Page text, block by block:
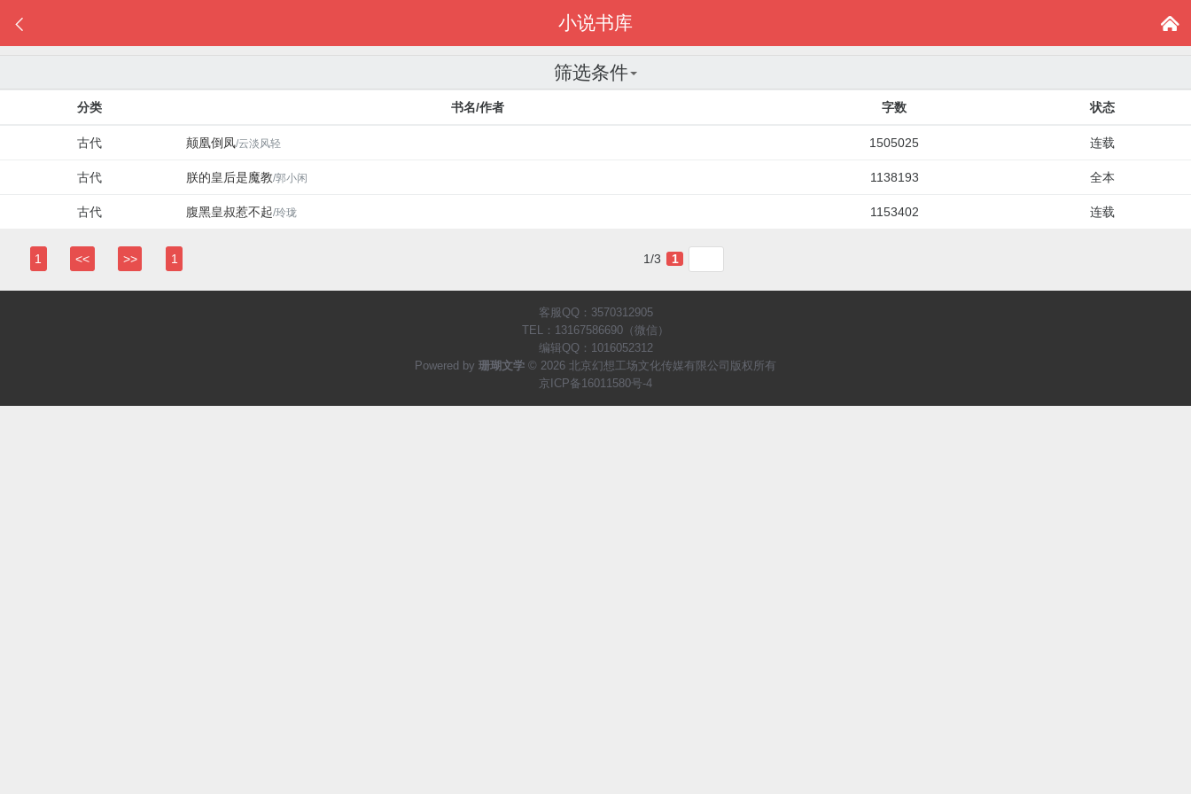
 
小说书库
筛选条件
分类 书名/作者 字数 状态
古代 颠凰倒凤/云淡风轻 1505025 连载
古代 朕的皇后是魔教/郭小闲 1138193 全本
古代 腹黑皇叔惹不起/玲珑 1153402 连载
1/3
1 << 1
>> 1
客服QQ：3570312905
TEL：13167586690（微信）
编辑QQ：1016052312
Powered by 珊瑚文学 © 2026 北京幻想工场文化传媒有限公司版权所有
京ICP备16011580号-4